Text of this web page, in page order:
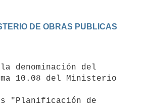
DE OBRAS PUBLICAS
10.08 del Ministerio
"Planificación de